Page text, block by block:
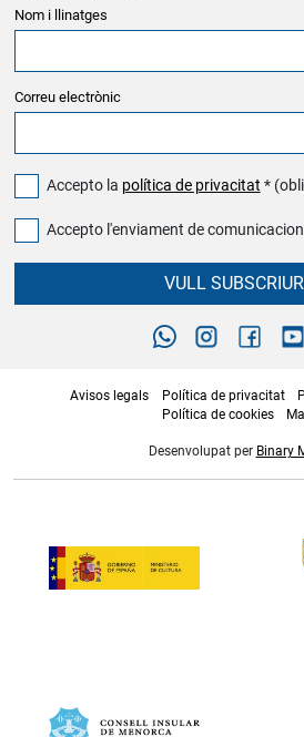
Nom i llinatges
Correu electrònic
Accepto la política de privacitat *
Accepto l'enviament de
VULL
Avisos legals Política de privacitat
Política de cookies
Desenvolupat per Binary